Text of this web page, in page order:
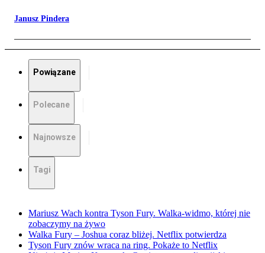
Janusz Pindera
Powiązane
Polecane
Najnowsze
Tagi
Mariusz Wach kontra Tyson Fury. Walka-widmo, której nie
zobaczymy na żywo
Walka Fury – Joshua coraz bliżej. Netflix potwierdza
Tyson Fury znów wraca na ring. Pokaże to Netflix